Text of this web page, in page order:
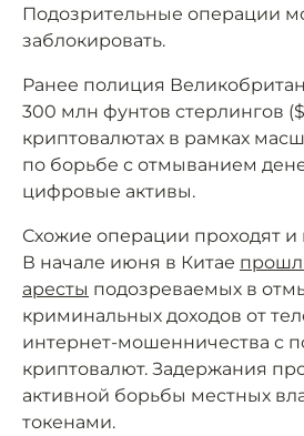
Подозрительные операции
заблокировать.
Ранее полиция
300 млн фунтов стерлингов
криптовалютах в рамках
по борьбе с отмыванием
цифровые активы.
Схожие операции проходят и
В начале июня в Китае
аресты подозреваемых в
криминальных доходов от
интернет-мошенничества с
криптовалют. Задержания
активной борьбы местных
токенами.